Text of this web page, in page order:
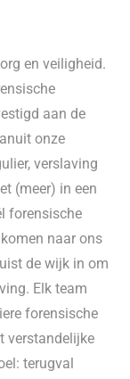
en veiligheid.
aan de
onze
verslaving
(meer) in een
forensische
naar ons
de wijk in om
Elk team
forensische
verstandelijke
terugval